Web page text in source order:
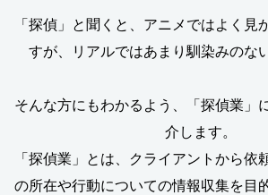
「探偵」と聞くと、アニメではよく見
すが、リアルではあまり馴染みのな
そんな方にもわかるよう、「探偵業」
介します。
「探偵業」とは、クライアントから依
の所在や行動についての情報収集を目